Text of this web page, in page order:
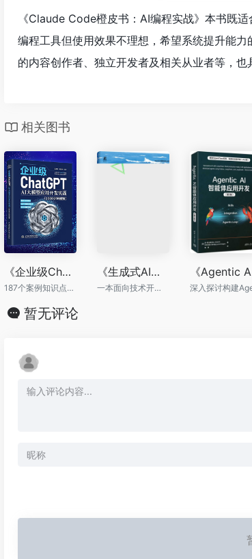
《Claude Code橙皮书：AI编程实战》本书既
编程工具但使用效果不理想，希望系统提升能
的内容创作者、独立开发者及相关从业者等，也
相关图书
《企业级ChatGPT：AI大模型应用开发实战》（1000分钟视频）
187个案例知识点，15个项目实践
《生成式AI应用开发实战：基于智谱AI与DeepSeek》
一本面向技术开发者与创新实践者的全栈指南
暂无评论